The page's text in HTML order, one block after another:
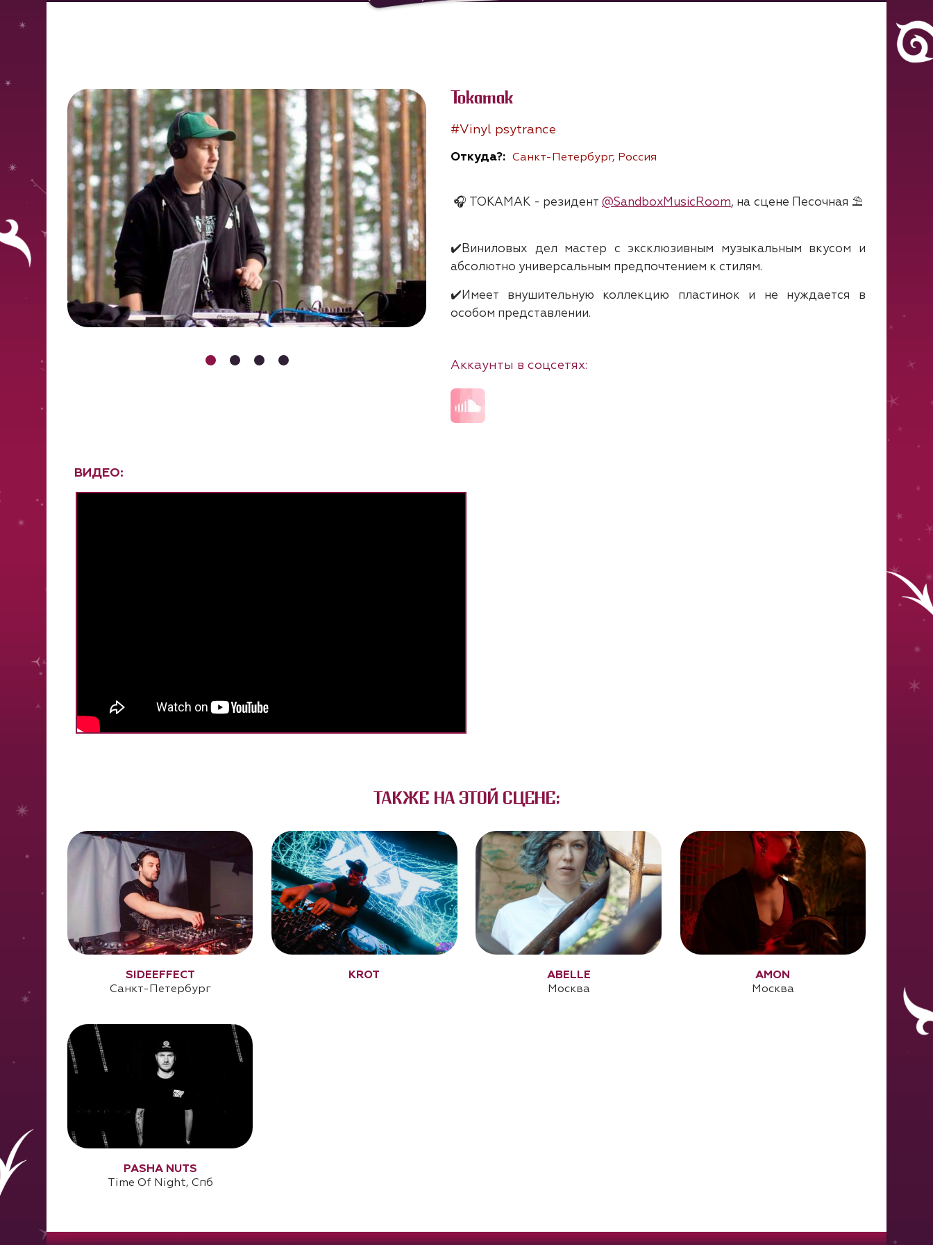
Tokamak
#Vinyl psytrance
Откуда?: Санкт-Петербург, Россия
🎧 TOKAMAK - резидент @SandboxMusicRoom, на сцене Песочная ⛱
✔️Виниловых дел мастер с эксклюзивным музыкальным вкусом и
абсолютно универсальным предпочтением к стилям.
✔️Имеет внушительную коллекцию пластинок и не нуждается в
особом представлении.
Аккаунты в соцсетях:
ВИДЕО:
ТАКЖЕ НА ЭТОЙ СЦЕНЕ:
SIDEEFFECT
Санкт-Петербург
KROT
ABELLE
Москва
AMON
Москва
PASHA NUTS
Time Of Night, Спб